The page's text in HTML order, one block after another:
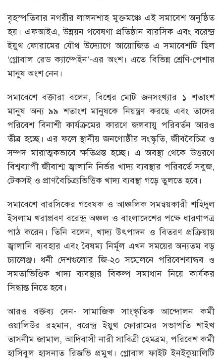
বৃহস্পতিবার নগরীর লালনশাহ মুক্তমঞ্চে এই সমাবেশ অনুষ্ঠিত
হয়। এফআইএ, উন্নয়ন গবেষণা প্রতিষ্ঠান বারসিক এবং বরেন্দ্র
ইয়ুথ ফোরামের যৌথ উদ্যোগে আয়োজিত এ সমাবেশটি ছিল
‘গ্লোবাল রেড ক্যাম্পেইন’-এর অংশ। এতে বিভিন্ন শ্রেণি-পেশার
মানুষ অংশ নেন।
সমাবেশে বক্তারা বলেন, বিশ্বের মোট জনসংখ্যার ১ শতাংশ
মানুষ অন্য ৯৯ শতাংশ মানুষকে নিয়ন্ত্রণ করছে এবং তাদের
পরিবেশ বিনাশী কার্যক্রমের কারণে জলবায়ু পরিবর্তন আরও
তীব্র হচ্ছে। এর ফলে স্থানীয় জনগোষ্ঠীর সংস্কৃতি, জীববৈচিত্র ও
সম্পদ মারাত্মকভাবে ক্ষতিগ্রস্ত হচ্ছে। এ অবস্থা থেকে উত্তরণে
বিশ্বব্যাপী জীবাশ্ম জ্বালানি নির্ভর খাদ্য ব্যবস্থার পরিবর্তে সবুজ,
টেকসই ও প্রাণবৈচিত্র্যভিত্তিক খাদ্য ব্যবস্থা গড়ে তুলতে হবে।
সমাবেশে বারসিকের গবেষক ও আঞ্চলিক সমন্বয়কারী শহিদুল
ইসলাম খরাপ্রবণ বরেন্দ্র অঞ্চল ও বাংলাদেশের পক্ষে ধারণাপত্র
পাঠ করেন। তিনি বলেন, খাদ্য উৎপাদন ও বিতরণ প্রক্রিয়ায়
জ্বালানি ব্যবহার এবং বৈষম্য নির্মূল এখন সময়ের অন্যতম বড়
চ্যালেঞ্জ। ধনী দেশগুলোর জি-২০ সম্মেলনে পরিবেশবান্ধব ও
সমতাভিত্তিক খাদ্য ব্যবস্থার বিকল্প সমাধান নিয়ে কার্যকর
সিদ্ধান্ত নিতে হবে।
আরও বক্তব্য দেন- সামাজিক সাংস্কৃতিক আন্দোলন কর্মী
ওয়ালিউর রহমান, বরেন্দ্র ইয়ুথ ফোরামের সভাপতি শাইখ
তাসনীম জামাল, আদিবাসী নারী সাবিত্রী হেমব্রম, পরিবেশ কর্মী
হাসিবুল হাসনাত রিজভি প্রমুখ। গ্লোবাল ফাইট ইনইকুয়ালিটি